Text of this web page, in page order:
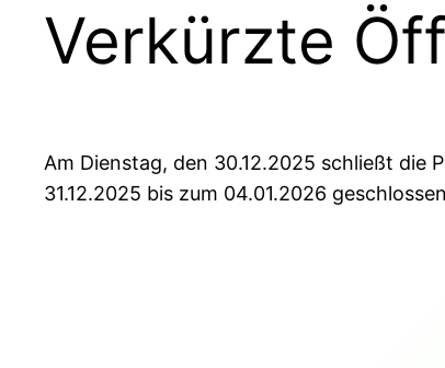
Ver­kürzte
Am Dienstag, den 30.12.2025 schließt die
31.12.2025 bis zum 04.01.2026